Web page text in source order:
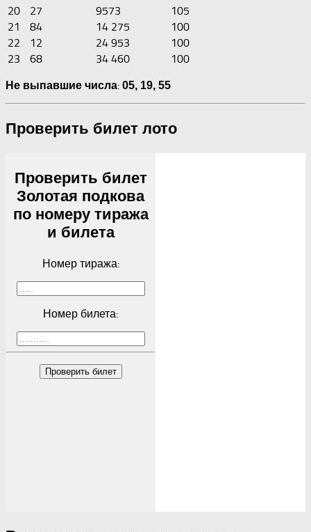
20
27 9573
105
21
84 14 275
100
22
12 24 953
100
23
68 34 460 100
Не выпавшие числа: 05, 19, 55
Проверить билет лото
Проверить билет
Золотая подкова
по номеру тиража
и билета
Номер тиража:
Номер билета:
Проверить билет